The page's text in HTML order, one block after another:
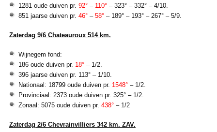
1281 oude duiven pr. 92°– 110°– 323° – 332° – 4/10.
851 jaarse duiven pr. 46°– 58°– 189° – 193° – 267° – 5/9.
Zaterdag 9/6 Chateauroux 514 km.
Wijnegem fond:
186 oude duiven pr. 18°– 1/2.
396 jaarse duiven pr. 113° – 1/10.
Nationaal: 18799 oude duiven pr. 1548°– 1/2.
Provinciaal: 2373 oude duiven pr. 325° – 1/2.
Zonaal: 5075 oude duiven pr. 438°– 1/2
Zaterdag 2/6 Chevrainvilliers 342 km. ZAV.